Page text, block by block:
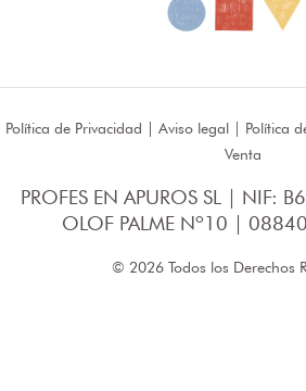
Política de Privacidad | Aviso legal| Política
Venta
PROFES EN APUROS SL | NIF:
OLOF PALME Nº10 |
© 2026 Todos los Derechos